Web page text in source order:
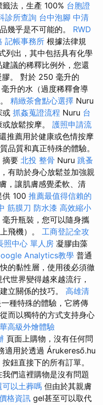
法，生產 100% 台胞證
診所查詢 台中泡腳 中清
幾乎是不可能的。 RWD
記帳事務所 根據法律規
列出，其中包括具有化學
議的稀釋比例外，您還
。 對於 250 毫升的
毫升的水（過度稀釋會導
精緻茶會點心選擇 Nuru
或 抓姦蒐證流程 Nuru 台
放鬆按摩。 護照申請流
推薦用於健康或色情按摩
品質和真正特殊的體驗。
摘要 北投 整骨 Nuru 跳蚤
有助於身心放鬆並加強親
，讓肌膚感覺柔軟、清
供 100 推薦最值得信賴的
筋膜刀 防水漆 高效縮小
毫升瓶裝，您可以隨身攜
飛機）。 工商登記全攻
照中心 單人房 凝膠由藻
Analytics教學 普通
的黏性層，使用後必須徹
世界變得越來越流行，
立關係的技巧。 高雄清
種特殊的體驗，它將傳
而以獨特的方式支持身心
高級外燴體驗
頁面上購物，沒有任何問
適用於透過 Árukereső.hu
鈕直接下的所有訂單。
們這裡購物是沒有問題
可以土葬嗎 但由於其親膚
格資訊 gel甚至可以取代